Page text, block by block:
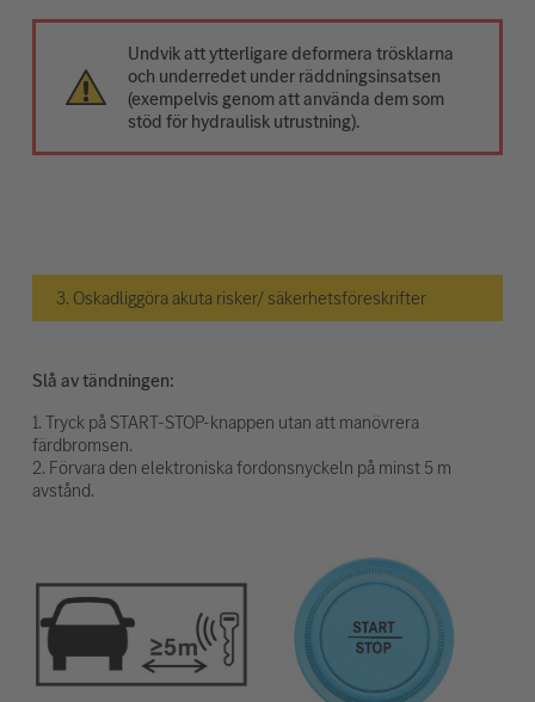
Undvik att ytterligare deformera trösklarna
och underredet under räddningsinsatsen
(exempelvis genom att använda dem som
stöd för hydraulisk utrustning).
3. Oskadliggöra akuta risker/ säkerhetsföreskrifter
Slå av tändningen:
1. Tryck på START-STOP-knappen utan att manövrera
färdbromsen.
2. Förvara den elektroniska fordonsnyckeln på minst 5 m
avstånd.